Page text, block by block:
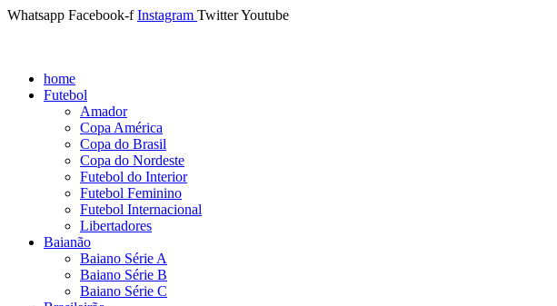
Whatsapp Facebook-f Instagram TwitterYoutube
home
Futebol
Amador
Copa América
Copa do Brasil
Copa do Nordeste
Futebol do Interior
Futebol Feminino
Futebol Internacional
Libertadores
Baianão
Baiano Série A
Baiano Série B
Baiano Série C